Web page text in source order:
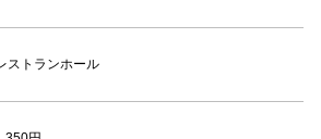
ストランホール